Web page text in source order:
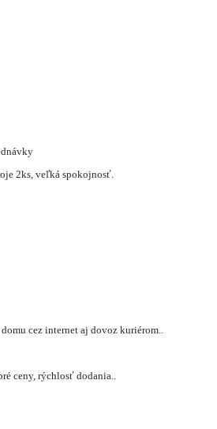
2ks, veľká spokojnosť.
cez internet aj dovoz kuriérom..
ceny, rýchlosť dodania..